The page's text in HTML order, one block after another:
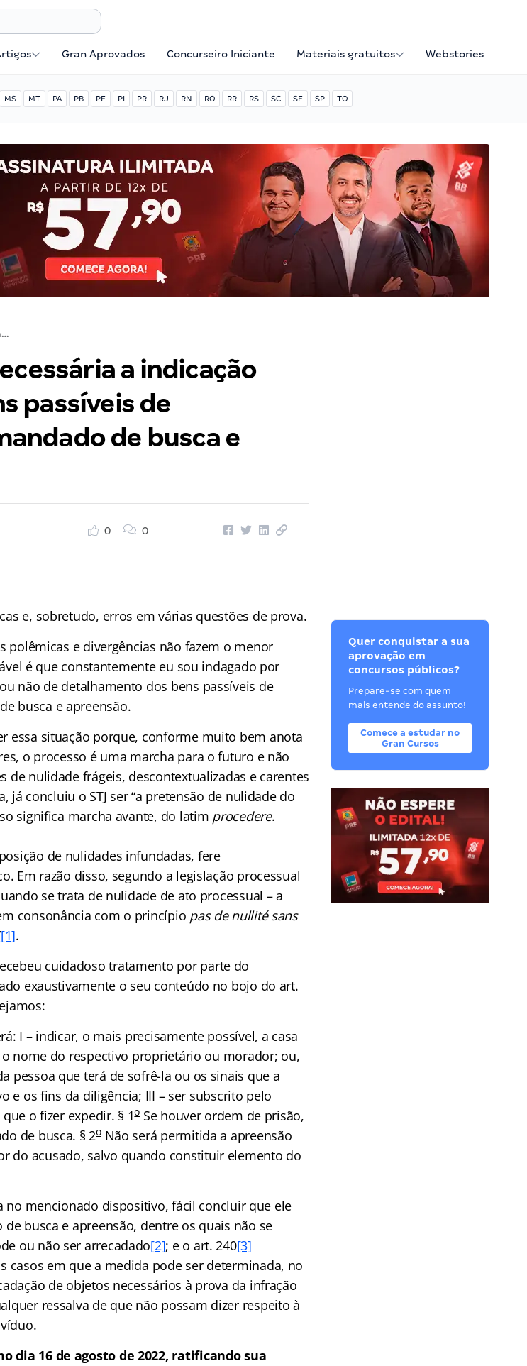
Gran Aprovados Concurseiro Iniciante Materiais gratuitos Webstories
MS MT PA PB PE PI PR RJ RN RO RR RS SC SE SP TO
Afinal, é ou não necessária a indicação expressa dos bens passíveis de arrecadação no mandado de busca e apreensão?
a indicação
passíveis de
de busca e
0 0
e, sobretudo, erros em várias questões de prova.
polêmicas e divergências não fazem o menor
é que constantemente eu sou indagado por
não de detalhamento dos bens passíveis de
busca e apreensão.
essa situação porque, conforme muito bem anota
o processo é uma marcha para o futuro e não
de nulidade frágeis, descontextualizadas e carentes
já concluiu o STJ ser “a pretensão de nulidade do
significa marcha avante, do latim procedere.
de nulidades infundadas, fere
Em razão disso, segundo a legislação processual
se trata de nulidade de ato processual – a
consonância com o princípio pas de nullité sans
[1].
cuidadoso tratamento por parte do
exaustivamente o seu conteúdo no bojo do art.
I – indicar, o mais precisamente possível, a casa
nome do respectivo proprietário ou morador; ou,
pessoa que terá de sofrê-la ou os sinais que a
e os fins da diligência; III – ser subscrito pelo
o fizer expedir. § 1oSe houver ordem de prisão,
de busca. § 2oNão será permitida a apreensão
do acusado, salvo quando constituir elemento do
mencionado dispositivo, fácil concluir que ele
busca e apreensão, dentre os quais não se
ou não ser arrecadado[2]; e o art. 240[3]
casos em que a medida pode ser determinada, no
de objetos necessários à prova da infração
ressalva de que não possam dizer respeito à
dia 16 de agosto de 2022, ratificando sua
Quer conquistar a sua
aprovação em
concursos públicos?
Prepare-se com quem
mais entende do assunto!
Comece a estudar no
Gran Cursos